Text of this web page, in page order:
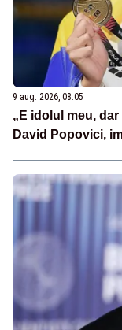
9 aug. 2026, 08:05
„E idolul meu,
David Popovici,